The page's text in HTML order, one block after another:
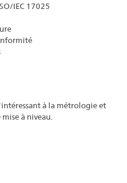
IEC 17025
à la métrologie et
à niveau.